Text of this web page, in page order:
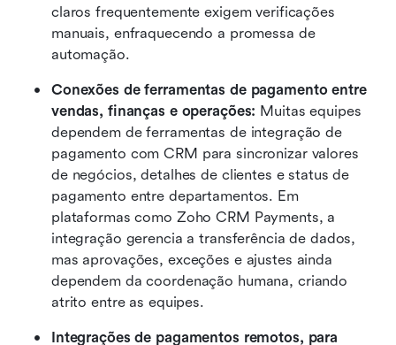
claros frequentemente exigem verificações
manuais, enfraquecendo a promessa de
automação.
Conexões de ferramentas de pagamento entre
vendas, finanças e operações: Muitas equipes
dependem de ferramentas de integração de
pagamento com CRM para sincronizar valores
de negócios, detalhes de clientes e status de
pagamento entre departamentos. Em
plataformas como Zoho CRM Payments, a
integração gerencia a transferência de dados,
mas aprovações, exceções e ajustes ainda
dependem da coordenação humana, criando
atrito entre as equipes.
Integrações de pagamentos remotos, para